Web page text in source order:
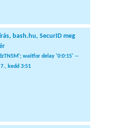
bash.hu, SecurID meg
waitfor delay '0:0:15' --
kedd 3:51